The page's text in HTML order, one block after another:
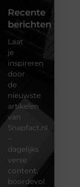
Recente
berichten
Laat
je
inspireren
door
de
nieuwste
artikelen
van
Snapfact.nl
–
dagelijks
verse
content,
boordevol